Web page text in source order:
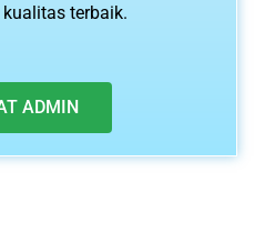
terbaik.
ADMIN